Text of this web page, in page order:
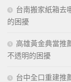
台南搬家紙箱去
的困擾
高雄黃金典當推
不透明的困擾
台中全口重建推